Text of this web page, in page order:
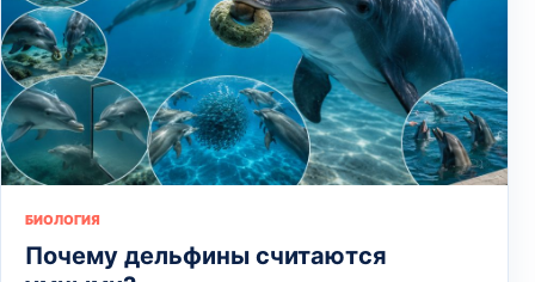
БИОЛОГИЯ
Почему дельфины считаются